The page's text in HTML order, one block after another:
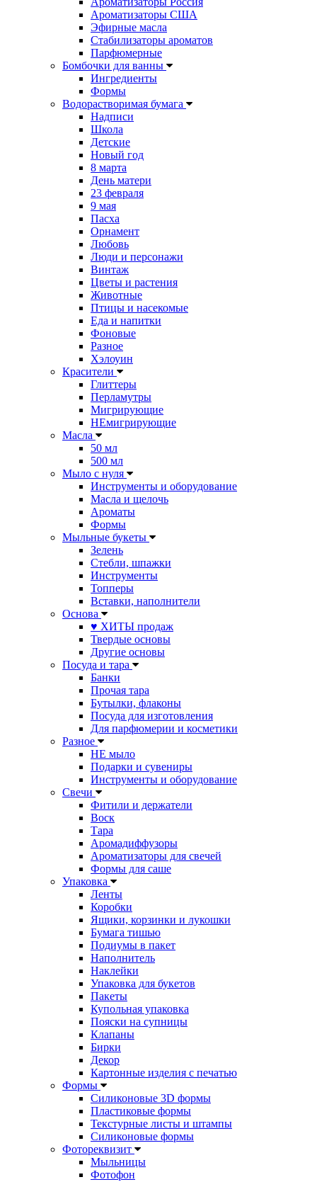
Ароматизаторы США
Эфирные масла
Стабилизаторы ароматов
Парфюмерные
Бомбочки для ванны
Ингредиенты
Формы
Водорастворимая бумага
Надписи
Школа
Детские
Новый год
8 марта
День матери
23 февраля
9 мая
Пасха
Орнамент
Любовь
Люди и персонажи
Винтаж
Цветы и растения
Животные
Птицы и насекомые
Еда и напитки
Фоновые
Разное
Хэлоуин
Красители
Глиттеры
Перламутры
Мигрирующие
НЕмигрирующие
Масла
50 мл
500 мл
Мыло с нуля
Инструменты и оборудование
Масла и щелочь
Ароматы
Формы
Мыльные букеты
Зелень
Стебли, шпажки
Инструменты
Топперы
Вставки, наполнители
Основа
♥ ХИТЫ продаж
Твердые основы
Другие основы
Посуда и тара
Банки
Прочая тара
Бутылки, флаконы
Посуда для изготовления
Для парфюмерии и косметики
Разное
НЕ мыло
Подарки и сувениры
Инструменты и оборудование
Свечи
Фитили и держатели
Воск
Тара
Аромадиффузоры
Ароматизаторы для свечей
Формы для саше
Упаковка
Ленты
Коробки
Ящики, корзинки и лукошки
Бумага тишью
Подиумы в пакет
Наполнитель
Наклейки
Упаковка для букетов
Пакеты
Купольная упаковка
Пояски на супницы
Клапаны
Бирки
Декор
Картонные изделия с печатью
Формы
Силиконовые 3D формы
Пластиковые формы
Текстурные листы и штампы
Силиконовые формы
Фотореквизит
Мыльницы
Фотофон